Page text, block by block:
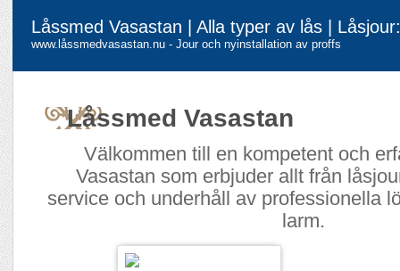
Låssmed Vasastan | Alla typer av lås |
www.låssmedvasastan.nu - Jour och nyinstallation av proffs
Låssmed Vasastan
Välkommen till en kompetent och
Vasastan som erbjuder allt från
service och underhåll av professionella
larm.